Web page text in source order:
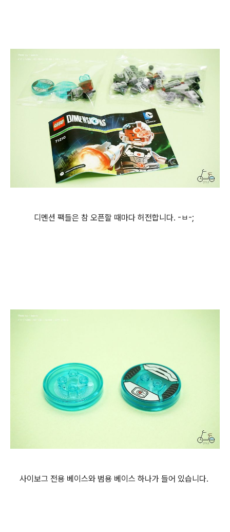
디멘션 팩들은 참 오픈할 때마다 허전합니다. -ㅂ-;
사이보그 전용 베이스와 범용 베이스 하나가 들어 있습니다.